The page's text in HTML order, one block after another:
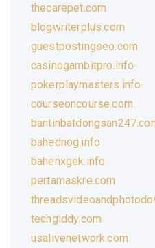
thecarepet.com
blogwriterplus.com
guestpostingseo.com
casinogambitpro.info
pokerplaymasters.info
courseoncourse.com
bahednog.info
bahenxgek.info
pertamaskre.com
techgiddy.com
usalivenetwork.com